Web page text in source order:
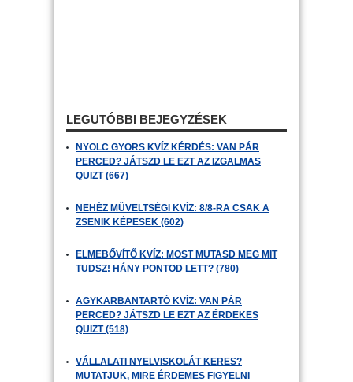
LEGUTÓBBI BEJEGYZÉSEK
NYOLC GYORS KVÍZ KÉRDÉS: VAN PÁR
PERCED? JÁTSZD LE EZT AZ IZGALMAS
QUIZT (667)
NEHÉZ MŰVELTSÉGI KVÍZ: 8/8-RA CSAK A
ZSENIK KÉPESEK (602)
ELMEBŐVÍTŐ KVÍZ: MOST MUTASD MEG MIT
TUDSZ! HÁNY PONTOD LETT? (780)
AGYKARBANTARTÓ KVÍZ: VAN PÁR
PERCED? JÁTSZD LE EZT AZ ÉRDEKES
QUIZT (518)
VÁLLALATI NYELVISKOLÁT KERES?
MUTATJUK, MIRE ÉRDEMES FIGYELNI